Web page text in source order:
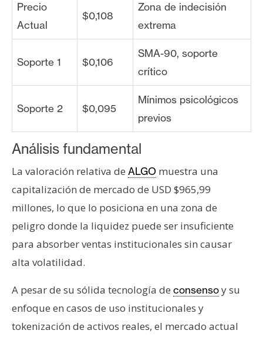
Precio
Actual
$0,108
Zona de indecisión
extrema
Soporte 1 $0,106
SMA-90, soporte
crítico
Soporte 2 $0,095
Mínimos psicológicos
previos
Análisis fundamental
La valoración relativa de ALGO muestra una
capitalización de mercado de USD $965,99
millones, lo que lo posiciona en una zona de
peligro donde la liquidez puede ser insuficiente
para absorber ventas institucionales sin causar
alta volatilidad.
A pesar de su sólida tecnología de consensoy su
enfoque en casos de uso institucionales y
tokenización de activos reales, el mercado actual